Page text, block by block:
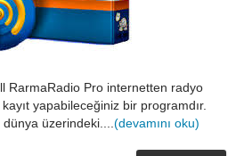
RarmaRadio Pro internetten radyo
yapabileceğiniz bir programdır.
üzerindeki.... (devamını oku)